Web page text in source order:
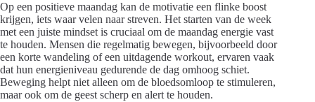
Op een positieve maandag kan de motivatie een flinke boost
krijgen, iets waar velen naar streven. Het starten van de week
met een juiste mindset is cruciaal om de maandag energie vast
te houden. Mensen die regelmatig bewegen, bijvoorbeeld door
een korte wandeling of een uitdagende workout, ervaren vaak
dat hun energieniveau gedurende de dag omhoog schiet.
Beweging helpt niet alleen om de bloedsomloop te stimuleren,
maar ook om de geest scherp en alert te houden.